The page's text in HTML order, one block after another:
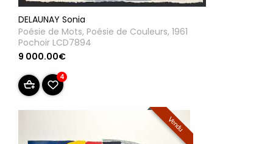
DELAUNAY Sonia
Poésie de Mots, Poésie de Couleurs, 1961
Pochoir LCD7894
9 000.00€
4
Vendu